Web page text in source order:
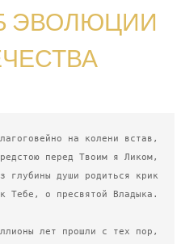
ЭВОЛЮЦИИ
на колени встав,
перед Твоим я Ликом,
глубины души родиться крик
Тебе, о пресвятой Владыка.
лет прошли с тех пор,